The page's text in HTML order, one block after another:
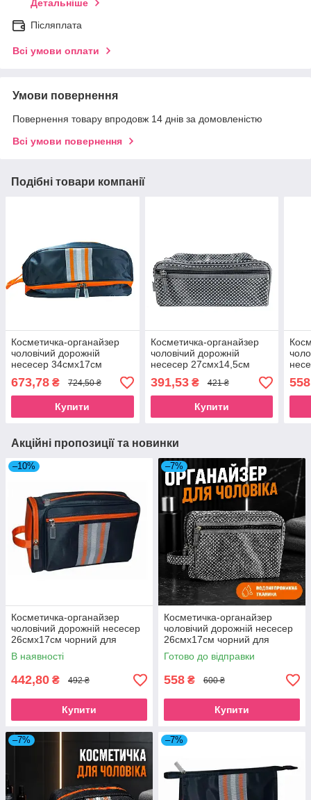
Детальніше
Післяплата
Всі умови оплати
Умови повернення
Повернення товару впродовж 14 днів за домовленістю
Всі умови повернення
Подібні товари компанії
Косметичка-органайзер
чоловічий дорожній
несесер 34смх17см
чорний для туалетного
приладдя Beauty Luxury
673,78 ₴ 724,50 ₴
Купити
Косметичка-органайзер
чоловічий дорожній
несесер 27смх14,5см
чорний для туалетного
приладдя Beauty Luxury
391,53₴ 421 ₴
Купити
558
Акційні пропозиції та новинки
–10%
Косметичка-органайзер
чоловічий дорожній несесер
26смх17см чорний для
туалетного приладдя Beauty
Luxury
В наявності
442,80 ₴ 492 ₴
Купити
–7%
Косметичка-органайзер
чоловічий дорожній несесер
26смх17см чорний для
туалетного приладдя Beauty
Luxury
Готово до відправки
558 ₴ 600 ₴
Купити
–7% –7%